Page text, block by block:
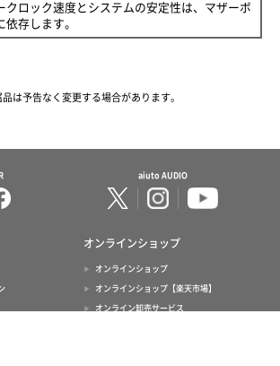
クロック速度とシステムの安定性は、マザーボ
依存します。
は予告なく変更する場合があります。
aiuto AUDIO
オンラインショップ
オンラインショップ
オンラインショップ【楽天市場】
オンライン卸売サービス